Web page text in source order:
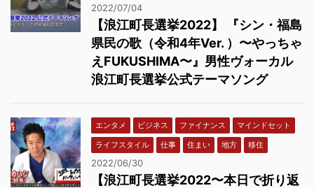
2022/07/04
【浪江町長選挙2022】 『シン・福島
県民の歌（令和4年Ver. ）〜やっちゃ
えFUKUSHIMA〜』男性ヴォーカル
浪江町長選挙公式テーマソング
エンタメ ビジネス ファイナンス
マインドセット
ライフスタイル
仕事 住まい 地方 移住
2022/06/30
【浪江町長選挙2022〜本日で折り返